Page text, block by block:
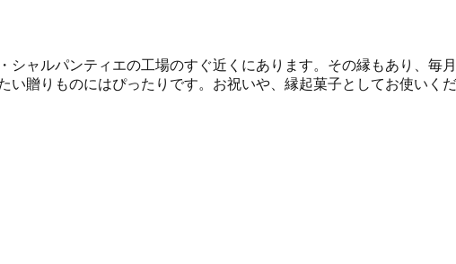
ャルパンティエの工場のすぐ近くにあります。その縁もあり、毎
贈りものにはぴったりです。お祝いや、縁起菓子としてお使いくだ